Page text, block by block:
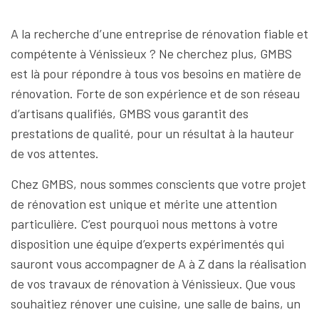
A la recherche d’une entreprise de rénovation fiable et
compétente à Vénissieux ? Ne cherchez plus, GMBS
est là pour répondre à tous vos besoins en matière de
rénovation. Forte de son expérience et de son réseau
d’artisans qualifiés, GMBS vous garantit des
prestations de qualité, pour un résultat à la hauteur
de vos attentes.
Chez GMBS, nous sommes conscients que votre projet
de rénovation est unique et mérite une attention
particulière. C’est pourquoi nous mettons à votre
disposition une équipe d’experts expérimentés qui
sauront vous accompagner de A à Z dans la réalisation
de vos travaux de rénovation à Vénissieux. Que vous
souhaitiez rénover une cuisine, une salle de bains, un